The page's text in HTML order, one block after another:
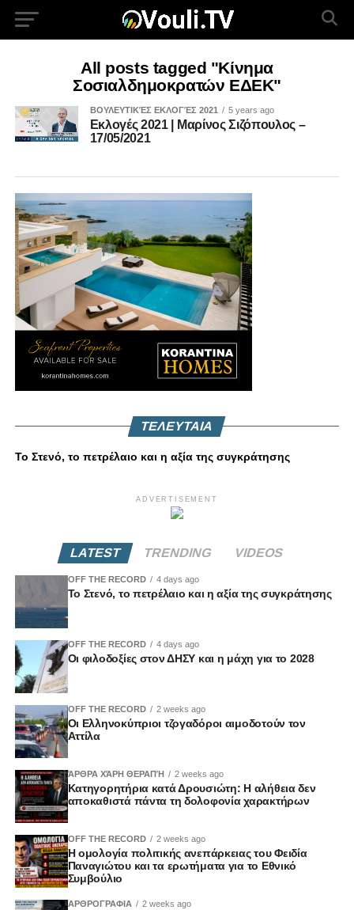
All posts tagged "Κίνημα
Σοσιαλδημοκρατών ΕΔΕΚ"
ΒΟΥΛΕΥΤΙΚΈΣ ΕΚΛΟΓΈΣ 2021 5 years ago
Εκλογές 2021 | Μαρίνος Σιζόπουλος –
17/05/2021
ΤΕΛΕΥΤΑΙΑ
Το Στενό, το πετρέλαιο και η αξία της συγκράτησης
ADVERTISEMENT
LATEST TRENDING VIDEOS
OFF THE RECORD 4 days ago
Το Στενό, το πετρέλαιο και η αξία της συγκράτησης
OFF THE RECORD 4 days ago
Οι φιλοδοξίες στον ΔΗΣΥ και η μάχη για το 2028
OFF THE RECORD 2 weeks ago
Οι Ελληνοκύπριοι τζογαδόροι αιμοδοτούν τον
Αττίλα
ΆΡΘΡΑ ΧΆΡΗ ΘΕΡΑΠΉ 2 weeks ago
Κατηγορητήρια κατά Δρουσιώτη: Η αλήθεια δεν
αποκαθιστά πάντα τη δολοφονία χαρακτήρων
OFF THE RECORD 2 weeks ago
Η ομολογία πολιτικής ανεπάρκειας του Φειδία
Παναγιώτου και τα ερωτήματα για το Εθνικό
Συμβούλιο
ΑΡΘΡΟΓΡΑΦΙΑ 2 weeks ago